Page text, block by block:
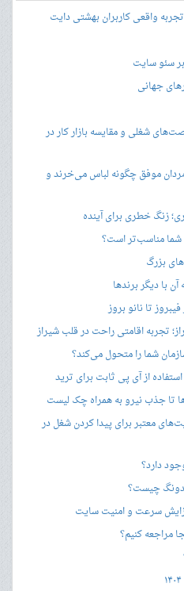
واقعی کاربران بهشتی دایت
بر سئو سایت
جهانی
شغلی و مقایسه بازار کار در
مردان موفق چگونه لباس می‌خرند و
زنگ خطری برای آینده
شما مناسب‌تر است؟
بزرگ
با دیگر برندها
تا نانو بروز
تجربه اقامتی راحت در قلب شیراز
از آی پی ثابت برای ترید
تا جذب نیرو به همراه چک لیست
معتبر برای پیدا کردن شغل در
دارد؟
چیست؟
سرعت و امنیت سایت
مراجعه کنیم؟